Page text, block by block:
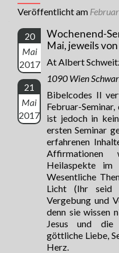
Veröffentlicht am
20
Mai
2017
21
Mai
2017
Wochenend-
Mai, jeweils
At Albert
1090 Wien
Bibelcodes II
Februar-
ist jedoch in
ersten Seminar
erfahrenen
Heilaspekte im
Wesentliche
Licht (Ihr seid
Vergebung und
denn sie wissen
Jesus und die
göttliche Liebe,
Herz.